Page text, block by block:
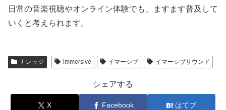
日常の音楽視聴やオンライン体験でも、ますます普及して
いくと考えられます。
ナレッジ immersive イマーシブ イマーシブサウンド
シェアする
X Facebook はてブ